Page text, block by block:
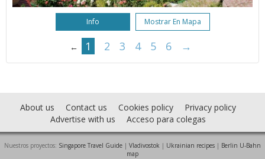
Info Mostrar En Mapa
← 1 2 3 4 5 6 →
About us Contact us Cookies policy
Privacy policy
Advertise with us
Acceso para colegas
Nuestros proyectos: Singapore Travel Guide | Vladivostok | Ukrainian recipes | Berlin U-Bahn
map